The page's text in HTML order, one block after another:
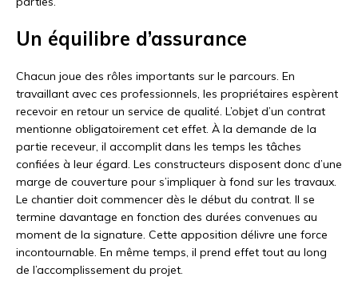
Un équilibre d’assurance
Chacun joue des rôles importants sur le parcours. En
travaillant avec ces professionnels, les propriétaires espèrent
recevoir en retour un service de qualité. L’objet d’un contrat
mentionne obligatoirement cet effet. À la demande de la
partie receveur, il accomplit dans les temps les tâches
confiées à leur égard. Les constructeurs disposent donc d’une
marge de couverture pour s’impliquer à fond sur les travaux.
Le chantier doit commencer dès le début du contrat. Il se
termine davantage en fonction des durées convenues au
moment de la signature. Cette apposition délivre une force
incontournable. En même temps, il prend effet tout au long
de l’accomplissement du projet.